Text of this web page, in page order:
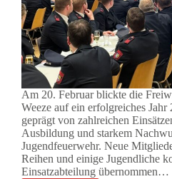
Am 20. Februar blickte die
Weeze auf ein erfolgreiches
geprägt von zahlreichen
Ausbildung und starkem
Jugendfeuerwehr. Neue
Reihen und einige Jugendliche
Einsatzabteilung übernommen…